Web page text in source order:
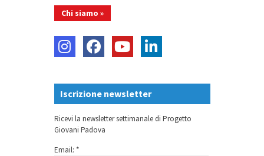
Chi siamo »
Iscrizione newsletter
Ricevi la newsletter settimanale di Progetto
Giovani Padova
Email: *